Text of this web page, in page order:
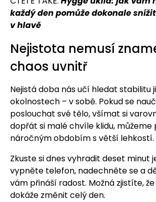
každý den pomůže dokonale
v hlavě
Nejistota nemusí
chaos uvnitř
Nejistá doba nás učí hledat stabilitu
okolnostech – v sobě. Pokud se
poslouchat své tělo, všímat si
dopřát si malé chvíle klidu, můžeme
náročným obdobím s větší lehkostí.
Zkuste si dnes vyhradit deset minut
vypněte telefon, nadechněte se a
vám přináší radost. Možná zjistíte,
dokáže změnit celý den.